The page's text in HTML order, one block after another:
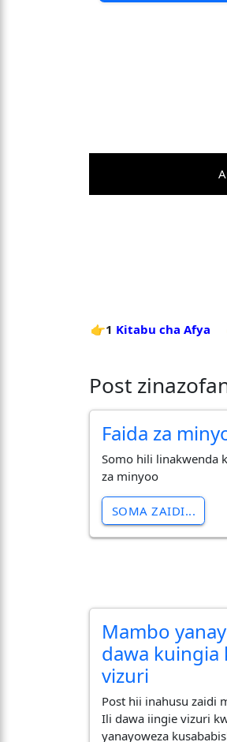
👉1 Kitabu cha Afya
Post
Faida za
Somo hili linakwenda
za minyoo
SOMA ZAIDI...
Mambo
dawa kuingia
vizuri
Post hii inahusu zaidi
Ili dawa iingie vizuri
yanayoweza